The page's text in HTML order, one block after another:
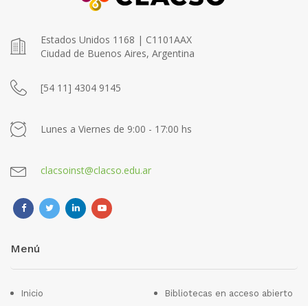
Estados Unidos 1168 | C1101AAX
Ciudad de Buenos Aires, Argentina
[54 11] 4304 9145
Lunes a Viernes de 9:00 - 17:00 hs
clacsoinst@clacso.edu.ar
Menú
Inicio Bibliotecas en acceso abierto